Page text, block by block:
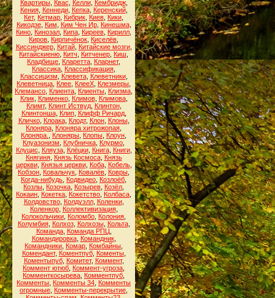
Квартиры, Квас Келли, Кембридж,
Кения, Кеннеди, Кепка, Керенский,
Кет, Кетмар Кибрик Киев Кики
Кикодзе, Ким Ким Чен Ир, Кинешма,
Кино Кинозал Кипа Киреев Кирилл
Киров Кирпичёнок Киселёв
Киссинджер, Китай, Китайские мозги,
Китайскиеню Китч Китченер Киш
Кладбище Кларетта Кларнет,
Классика Классификация
Классицизм
Клевета, Клеветники,
Клеветница Клее КлееХ Клезмеры
Клемансо Клиента Клиенты Клизма
Клик, Клименко, Климов, Климова,
Климт, Клинт Иствуд, Клинтон,
Клинтонша, Клип, Клифф Ричард,
Кличко, Клоака, Клодт, Клон, Клоны,
Клоняра Клоняра хитрожопая
Клоняра.
Клоняры Клопы Клоун
Клуазонизм
Клубничка Клурмо
Клуцис
Кляуза, Клёцки, Книга, Книги,
Княгиня, Князь Космоса, Князь
церкви, Князья церкви, Коба, Кобель,
Кобзон Ковальчук Ковалёв Ковры
Когда-нибудь Кодвидео Козлоёб
Козлы Козочка Козырев Козёл
Кокаин Кокетка Кокетство Колбаса
Колдовство, Колдуэлл, Коленки,
Коленкор, Коллективизация,
Колокольчики Коломбо Колония
Колумбия, Колхоз, Колхозы, Кольта,
Команда, Команда РПЦ
Командировка, Командник,
Командники Комар Комбайны
Комендант, Коментпуб, Коменты,
Коментыпуб, Комитет, Коммент,
Коммент ютюб Коммент-угроза
Комменткосырева Комментпуб
Комменты Комменты 34 Комменты
огромные Комменты-перекрытие